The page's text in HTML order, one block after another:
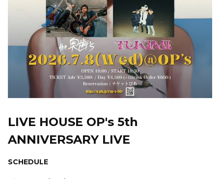
LIVE HOUSE OP's 5th
ANNIVERSARY LIVE
SCHEDULE